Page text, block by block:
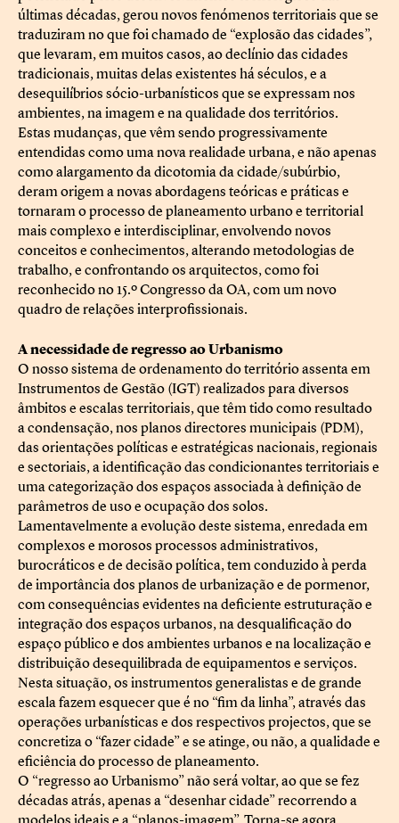
últimas décadas, gerou novos fenómenos territoriais que se
traduziram no que foi chamado de “explosão das cidades”,
que levaram, em muitos casos, ao declínio das cidades
tradicionais, muitas delas existentes há séculos, e a
desequilíbrios sócio-urbanísticos que se expressam nos
ambientes, na imagem e na qualidade dos territórios.
Estas mudanças, que vêm sendo progressivamente
entendidas como uma nova realidade urbana, e não apenas
como alargamento da dicotomia da cidade/subúrbio,
deram origem a novas abordagens teóricas e práticas e
tornaram o processo de planeamento urbano e territorial
mais complexo e interdisciplinar, envolvendo novos
conceitos e conhecimentos, alterando metodologias de
trabalho, e confrontando os arquitectos, como foi
reconhecido no 15.º Congresso da OA, com um novo
quadro de relações interprofissionais.
A necessidade de regresso ao Urbanismo
O nosso sistema de ordenamento do território assenta em
Instrumentos de Gestão (IGT) realizados para diversos
âmbitos e escalas territoriais, que têm tido como resultado
a condensação, nos planos directores municipais (PDM),
das orientações políticas e estratégicas nacionais, regionais
e sectoriais, a identificação das condicionantes territoriais e
uma categorização dos espaços associada à definição de
parâmetros de uso e ocupação dos solos.
Lamentavelmente a evolução deste sistema, enredada em
complexos e morosos processos administrativos,
burocráticos e de decisão política, tem conduzido à perda
de importância dos planos de urbanização e de pormenor,
com consequências evidentes na deficiente estruturação e
integração dos espaços urbanos, na desqualificação do
espaço público e dos ambientes urbanos e na localização e
distribuição desequilibrada de equipamentos e serviços.
Nesta situação, os instrumentos generalistas e de grande
escala fazem esquecer que é no “fim da linha”, através das
operações urbanísticas e dos respectivos projectos, que se
concretiza o “fazer cidade” e se atinge, ou não, a qualidade e
eficiência do processo de planeamento.
O “regresso ao Urbanismo” não será voltar, ao que se fez
décadas atrás, apenas a “desenhar cidade” recorrendo a